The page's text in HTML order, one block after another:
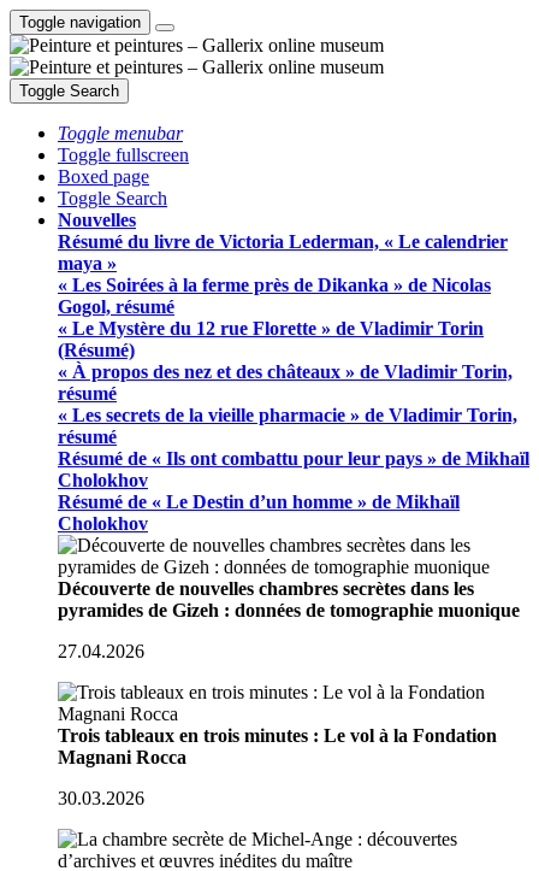
Toggle navigation
Toggle Search
Toggle menubar
Toggle fullscreen
Boxed page
Toggle Search
Nouvelles
Résumé du livre de Victoria Lederman, « Le calendrier
maya »
« Les Soirées à la ferme près de Dikanka » de Nicolas
Gogol, résumé
« Le Mystère du 12 rue Florette » de Vladimir Torin
(Résumé)
« À propos des nez et des châteaux » de Vladimir Torin,
résumé
« Les secrets de la vieille pharmacie » de Vladimir Torin,
résumé
Résumé de « Ils ont combattu pour leur pays » de Mikhaïl
Cholokhov
Résumé de « Le Destin d’un homme » de Mikhaïl
Cholokhov
Découverte de nouvelles chambres secrètes dans les
pyramides de Gizeh : données de tomographie muonique
27.04.2026
Trois tableaux en trois minutes : Le vol à la Fondation
Magnani Rocca
30.03.2026